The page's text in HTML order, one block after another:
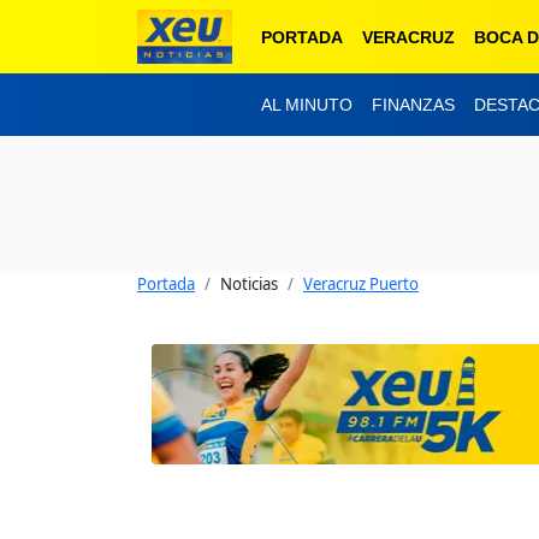
PORTADA VERACRUZ BOCA
AL MINUTO FINANZAS
Portada Noticias Veracruz Puerto